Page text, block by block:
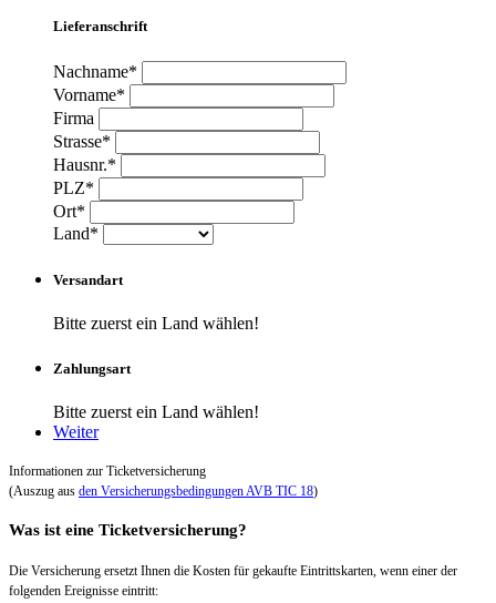
Lieferanschrift
Nachname*
Vorname*
Firma
Strasse*
Hausnr.*
PLZ*
Ort*
Land*
Versandart
Bitte zuerst ein Land wählen!
Zahlungsart
Bitte zuerst ein Land wählen!
Weiter
Informationen zur Ticketversicherung
(Auszug aus den Versicherungsbedingungen AVB TIC 18)
Was ist eine Ticketversicherung?
Die Versicherung ersetzt Ihnen die Kosten für gekaufte Eintrittskarten, wenn einer der
folgenden Ereignisse eintritt: